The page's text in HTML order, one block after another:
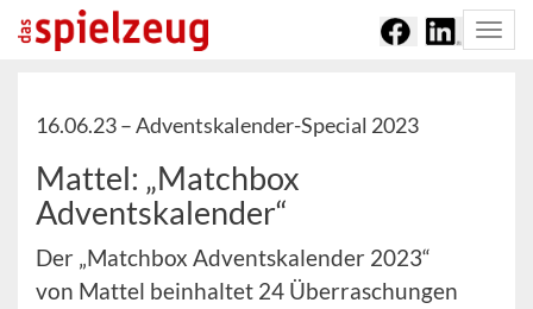
16.06.23 –Adventskalender-Special 2023
Mattel: „Matchbox
Adventskalender“
Der „Matchbox Adventskalender 2023“
von Mattel beinhaltet 24 Überraschungen